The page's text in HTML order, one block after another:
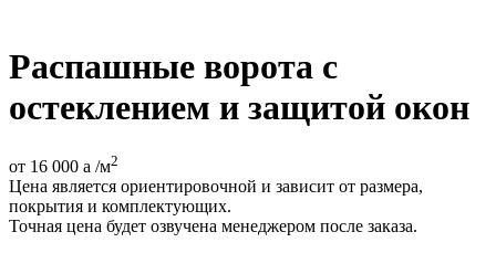
Распашные ворота с
остеклением и защитой окон
от 16 000 a /м2
Цена является ориентировочной и зависит от размера,
покрытия и комплектующих.
Точная цена будет озвучена менеджером после заказа.